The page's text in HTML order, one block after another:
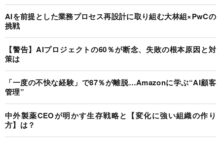
AIを前提とした業務プロセス再設計に取り組む大林組×PwCの
挑戦
【警告】AIプロジェクトの60％が断念、失敗の根本原因と対
策は
「一度の不快な経験」で87％が離脱…Amazonに学ぶ“AI顧客
管理”
中外製薬CEOが明かす生存戦略と【変化に強い組織の作り
方】は？